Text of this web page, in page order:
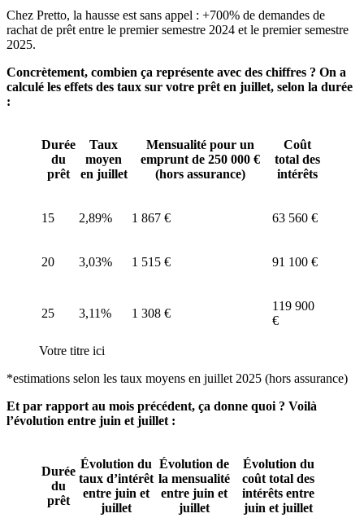
Chez Pretto, la hausse est sans appel : +700% de demandes de
rachat de prêt entre le premier semestre 2024 et le premier semestre
2025.
Concrètement, combien ça représente avec des chiffres ? On a
calculé les effets des taux sur votre prêt en juillet, selon la durée
:
Durée
du
prêt
Taux
moyen
en juillet
Mensualité pour un
emprunt de 250 000 €
(hors assurance)
Coût
total des
intérêts
15 2,89% 1 867 € 63 560 €
20 3,03% 1 515 € 91 100 €
25 3,11% 1 308 €
119 900
€
Votre titre ici
*estimations selon les taux moyens en juillet 2025 (hors assurance)
Et par rapport au mois précédent, ça donne quoi ? Voilà
l’évolution entre juin et juillet :
Durée
du
prêt
Évolution du
taux d’intérêt
entre juin et
juillet
Évolution de
la mensualité
entre juin et
juillet
Évolution du
coût total des
intérêts entre
juin et juillet